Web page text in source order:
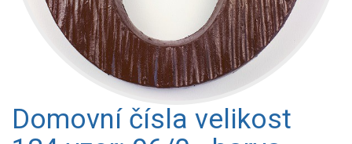
Domovní čísla velikost